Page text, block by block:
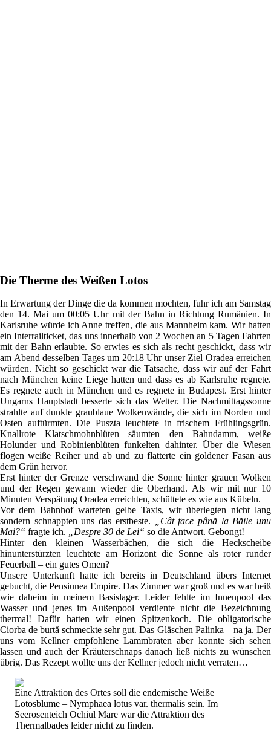
Die Therme des Weißen Lotos
In Erwartung der Dinge die da kommen mochten, fuhr ich am Samstag
den 14. Mai um 00:05 Uhr mit der Bahn in Richtung Rumänien. In
Karlsruhe würde ich Anne treffen, die aus Mannheim kam. Wir hatten
ein Interrailticket, das uns innerhalb von 2 Wochen an 5 Tagen Fahrten
mit der Bahn erlaubte. So erwies es sich als recht geschickt, dass wir
am Abend desselben Tages um 20:18 Uhr unser Ziel Oradea erreichen
würden. Nicht so geschickt war die Tatsache, dass wir auf der Fahrt
nach München keine Liege hatten und dass es ab Karlsruhe regnete.
Es regnete auch in München und es regnete in Budapest. Erst hinter
Ungarns Hauptstadt besserte sich das Wetter. Die Nachmittagssonne
strahlte auf dunkle graublaue Wolkenwände, die sich im Norden und
Osten auftürmten. Die Puszta leuchtete in frischem Frühlingsgrün.
Knallrote Klatschmohnblüten säumten den Bahndamm, weiße
Holunder und Robinienblüten funkelten dahinter. Über die Wiesen
flogen weiße Reiher und ab und zu flatterte ein goldener Fasan aus
dem Grün hervor.
Erst hinter der Grenze verschwand die Sonne hinter grauen Wolken
und der Regen gewann wieder die Oberhand. Als wir mit nur 10
Minuten Verspätung Oradea erreichten, schüttete es wie aus Kübeln.
Vor dem Bahnhof warteten gelbe Taxis, wir überlegten nicht lang
sondern schnappten uns das erstbeste.
„Cât face până la Băile unu
Mai?“ fragte ich. „Despre 30 de Lei“ so die Antwort. Gebongt!
Hinter den kleinen Wasserbächen, die sich die Heckscheibe
hinunterstürzten leuchtete am Horizont die Sonne als roter runder
Feuerball – ein gutes Omen?
Unsere Unterkunft hatte ich bereits in Deutschland übers Internet
gebucht, die Pensiunea Empire. Das Zimmer war groß und es war heiß
wie daheim in meinem Basislager. Leider fehlte im Innenpool das
Wasser und jenes im Außenpool verdiente nicht die Bezeichnung
thermal! Dafür hatten wir einen Spitzenkoch. Die obligatorische
Ciorba de burtă schmeckte sehr gut. Das Gläschen Palinka – na ja. Der
uns vom Kellner empfohlene Lammbraten aber konnte sich sehen
lassen und auch der Kräuterschnaps danach ließ nichts zu wünschen
übrig. Das Rezept wollte uns der Kellner jedoch nicht verraten…
Eine Attraktion des Ortes soll die endemische Weiße
Lotosblume – Nymphaea lotus var. thermalis sein. Im
Seerosenteich Ochiul Mare war die Attraktion des
Thermalbades leider nicht zu finden.